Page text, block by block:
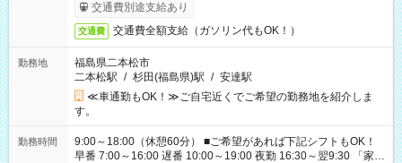
交通費別途支給あり
交通費 交通費全額支給（ガソリン代もOK！）
勤務地
福島県二本松市
二本松駅 / 杉田(福島県)駅 / 安達駅
≪車通勤もOK！≫ご自宅近くでご希望の勤務地を紹介しま
す。
勤務時間
9:00～18:00（休憩60分） ■ご希望があれば下記シフトもOK！
早番 7:00～16:00 遅番 10:00～19:00 夜勤 16:30～翌9:30 「家族